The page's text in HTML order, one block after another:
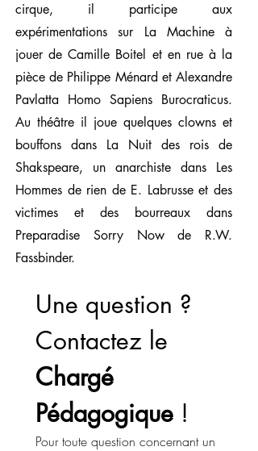
cirque, il participe aux
expérimentations sur La Machine à
jouer de Camille Boitel et en rue à la
pièce de Philippe Ménard et Alexandre
Pavlatta Homo Sapiens Burocraticus.
Au théâtre il joue quelques clowns et
bouffons dans La Nuit des rois de
Shakspeare, un anarchiste dans Les
Hommes de rien de E. Labrusse et des
victimes et des bourreaux dans
Preparadise Sorry Now de R.W.
Fassbinder.
Une question ?
Chargé
Pédagogique !
Pour toute question concernant un